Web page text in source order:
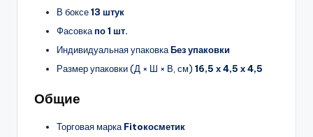
В боксе13 штук
Фасовкапо 1 шт.
Индивидуальная упаковкаБез упаковки
Размер упаковки (Д × Ш × В, см) 16,5 х 4,5 х 4,5
Общие
Торговая марка Fitoкосметик